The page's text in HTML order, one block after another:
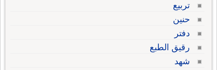
تربيع
حنين
دفتر
رقيق الطبع
شهد